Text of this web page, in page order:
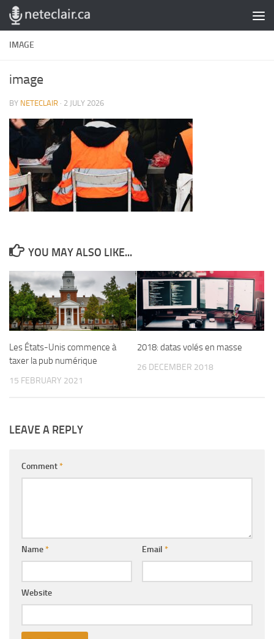
Skip to content
IMAGE
image
BY NETECLAIR · 2 JULY 2026
YOU MAY ALSO LIKE...
Les États-Unis commence à
taxer la pub numérique
15 FEBRUARY 2021
2018: datas volés en masse
26 DECEMBER 2018
LEAVE A REPLY
Comment*
Name* Email *
Website